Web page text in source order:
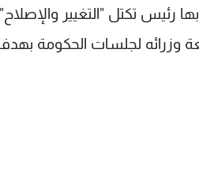
رئيس تكتل "التغيير والإصلاح"
وزرائه لجلسات الحكومة